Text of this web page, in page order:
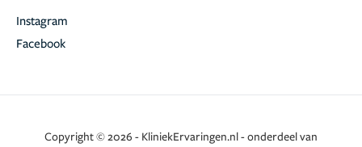
Facebook
Instagram
Copyright © 2026 - KliniekErvaringen.nl - onderdeel van